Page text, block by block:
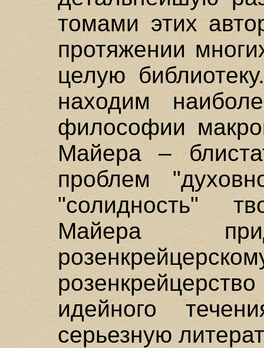
томами этих
протяжении
целую
находим
философии
Майера –
проблем
"солидность"
Майера
идейного
серьезную